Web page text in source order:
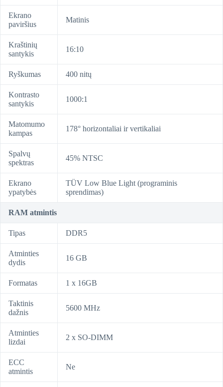
Ekrano
paviršius
Matinis
Kraštinių
santykis
16:10
Ryškumas 400 nitų
Kontrasto
santykis
1000:1
Matomumo
kampas
178° horizontaliai ir vertikaliai
Spalvų
spektras
45% NTSC
Ekrano
ypatybės
TÜV Low Blue Light (programinis
sprendimas)
RAM atmintis
Tipas DDR5
Atminties
dydis
16 GB
Formatas 1 x 16GB
Taktinis
dažnis
5600 MHz
Atminties
lizdai
2 x SO-DIMM
ECC
atmintis
Ne